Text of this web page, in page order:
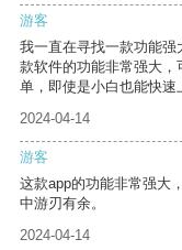
游客
我一直在寻找一款功能
款软件的功能非常强大
单，即使是小白也能快速
2024-04-14
游客
这款app的功能非常强大
中游刃有余。
2024-04-14